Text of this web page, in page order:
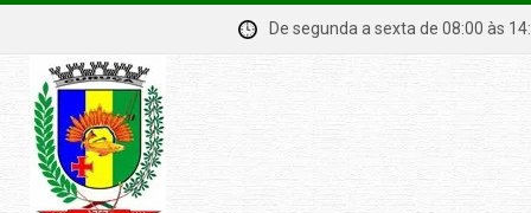
De segunda a sexta de 08:00